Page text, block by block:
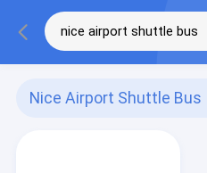
Nice Airport Shuttle Bus